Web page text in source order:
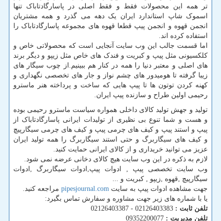
تر همه این محصولات فقط و فقط اصلی در پاسارگادتاباک تنها
اسموک شاپ استاندارد ایران یک دهه می گذرد و همه مشتریان
انجمن قهوه و انجمن پیپ قطعا قهوه های مجموعه پاسارگادتاباک را
استفاده کرده اند.
اما قسمت جالب این وب سایت آنجایی است که محصولاتی خاص و
کلکسیونی مثل پیپ و کبریت و فندک های خاص مثل زیپو و دیگر برند
های اصلی و معتبر دنیا را همه در کنار هم ببینیم.از چوب سیگار های
زیبا گرفته تا هومیدور های چشم نواز و جار های تخصصی نگهداری و
کهنه کردن توتون ها تا پیپ هایی که ساخت و پرداخته هنر ماسترو
رحیمی اولین طراح و سازنده پیپ ایران.
تولید و جهش تولید کالای داخلی همواره سیاست ماسترو رحیمی بوده
و هست و شما تنوع بی نظیری از تولیدات ایرانی پاسارگادتاباک از
پیپ و استند پیپ و کیف های چرمی پیپ و کیف های چرمی سیگارپیچ
و کیف های سیگاربرگ و حتی استند سیگاربرگ را همه تولید ایران
عزیز می توانید خریداری و از کالای ایرانی حمایت کنید.
لازم به ذکره در این وب سایت هیچ کالای دخانی عرضه نمی شود.
وب سایت تخصصی پیپ , ادوات پیپ,ادوات سیگاربرگ ,ادوات
سیگارپیچ ,قهوه ,زیپو , کبریت و ...
جهت مشاهده ادوات پیپ به سایت pipesjournal.com مراجعه کنید.
یا با شماره های زیر جهت مشاوره و سفارش تماس بگیرد:
تلفن ثابت : 02126403383 - 02126403387
تلفن مدیریت :